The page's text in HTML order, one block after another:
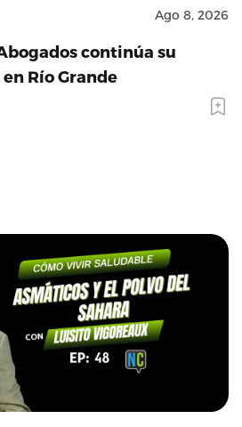
Ago 8, 2026
continúa su
Río Grande